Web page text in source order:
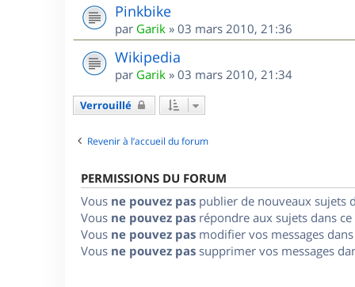
Pinkbike
par Garik » 03 mars 2010, 21:36
Wikipedia
par Garik » 03 mars 2010, 21:34
Verrouillé
Revenir à l’accueil du forum
PERMISSIONS DU FORUM
Vous ne pouvez pas publier de nouveaux sujets
Vous ne pouvez pas répondre aux sujets dans
Vous ne pouvez pas modifier vos messages
Vous ne pouvez pas supprimer vos messages